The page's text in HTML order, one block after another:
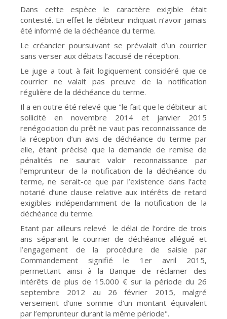
Dans cette espèce le caractère exigible était
contesté. En effet le débiteur indiquait n’avoir jamais
été informé de la déchéance du terme.
Le créancier poursuivant se prévalait d’un courrier
sans verser aux débats l’accusé de réception.
Le juge a tout à fait logiquement considéré que ce
courrier ne valait pas preuve de la notification
régulière de la déchéance du terme.
Il a en outre été relevé que "le fait que le débiteur ait
sollicité en novembre 2014 et janvier 2015
renégociation du prêt ne vaut pas reconnaissance de
la réception d’un avis de déchéance du terme par
elle, étant précisé que la demande de remise de
pénalités ne saurait valoir reconnaissance par
l’emprunteur de la notification de la déchéance du
terme, ne serait-ce que par l’existence dans l’acte
notarié d’une clause relative aux intérêts de retard
exigibles indépendamment de la notification de la
déchéance du terme.
Etant par ailleurs relevé le délai de l’ordre de trois
ans séparant le courrier de déchéance allégué et
l’engagement de la procédure de saisie par
Commandement signifié le 1er avril 2015,
permettant ainsi à la Banque de réclamer des
intérêts de plus de 15.000 € sur la période du 26
septembre 2012 au 26 février 2015, malgré
versement d’une somme d’un montant équivalent
par l’emprunteur durant la même période".